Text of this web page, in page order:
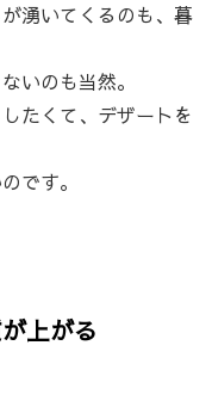
湧いてくるのも、暮
いのも当然。
たくて、デザートを
です。
上がる